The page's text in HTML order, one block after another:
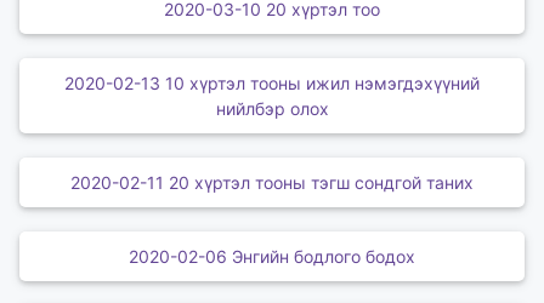
2020-03-10 20 хүртэл тоо
2020-02-13 10 хүртэл тооны ижил нэмэгдэхүүний
нийлбэр олох
2020-02-11 20 хүртэл тооны тэгш сондгой таних
2020-02-06 Энгийн бодлого бодох